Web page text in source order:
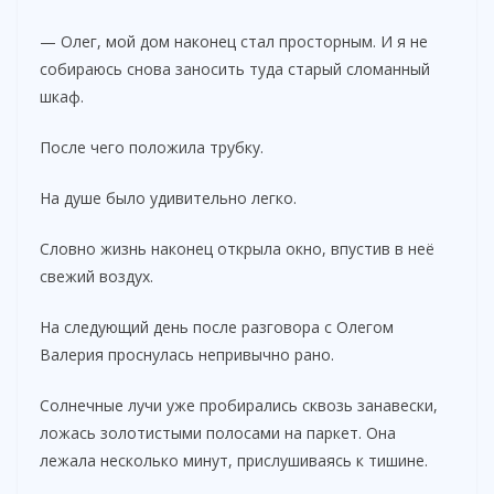
— Олег, мой дом наконец стал просторным. И я не
собираюсь снова заносить туда старый сломанный
шкаф.
После чего положила трубку.
На душе было удивительно легко.
Словно жизнь наконец открыла окно, впустив в неё
свежий воздух.
На следующий день после разговора с Олегом
Валерия проснулась непривычно рано.
Солнечные лучи уже пробирались сквозь занавески,
ложась золотистыми полосами на паркет. Она
лежала несколько минут, прислушиваясь к тишине.